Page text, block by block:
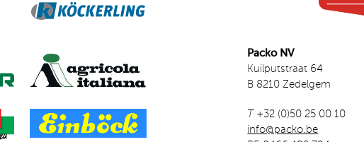
Packo NV
Kuilputstraat 64
B 8210 Zedelgem
T +32 (0)50 25 00 10
info@packo.be